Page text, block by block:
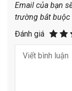
Email của bạn
trường bắt buộc
Đánh giá